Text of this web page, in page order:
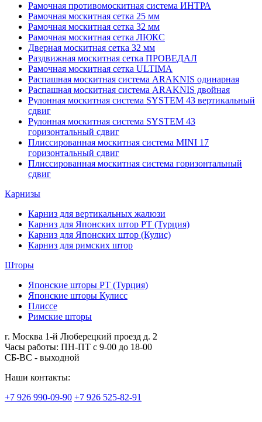
Рамочная противомоскитная система ИНТРА
Рамочная москитная сетка 25 мм
Рамочная москитная сетка 32 мм
Рамочная москитная сетка ЛЮКС
Дверная москитная сетка 32 мм
Раздвижная москитная сетка ПРОВЕДАЛ
Рамочная москитная сетка ULTIMA
Распашная москитная система ARAKNIS одинарная
Распашная москитная система ARAKNIS двойная
Рулонная москитная система SYSTEM 43 вертикальный
сдвиг
Рулонная москитная система SYSTEM 43
горизонтальный сдвиг
Плиссированная москитная система MINI 17
горизонтальный сдвиг
Плиссированная москитная система горизонтальный
сдвиг
Карнизы
Карниз для вертикальных жалюзи
Карниз для Японских штор РТ (Турция)
Карниз для Японских штор (Кулис)
Карниз для римских штор
Шторы
Японские шторы РТ (Турция)
Японские шторы Кулисс
Плиссе
Римские шторы
г. Москва 1-й Люберецкий проезд д. 2
Часы работы: ПН-ПТ с 9-00 до 18-00
СБ-ВС - выходной
Наши контакты:
+7 926 990-09-90 +7 926 525-82-91